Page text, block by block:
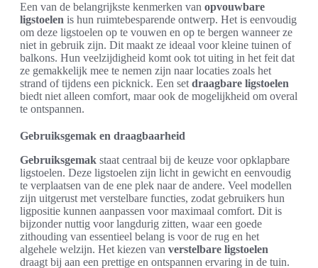
Een van de belangrijkste kenmerken van opvouwbare
ligstoelen is hun ruimtebesparende ontwerp. Het is eenvoudig
om deze ligstoelen op te vouwen en op te bergen wanneer ze
niet in gebruik zijn. Dit maakt ze ideaal voor kleine tuinen of
balkons. Hun veelzijdigheid komt ook tot uiting in het feit dat
ze gemakkelijk mee te nemen zijn naar locaties zoals het
strand of tijdens een picknick. Een set draagbare ligstoelen
biedt niet alleen comfort, maar ook de mogelijkheid om overal
te ontspannen.
Gebruiksgemak en draagbaarheid
Gebruiksgemak staat centraal bij de keuze voor opklapbare
ligstoelen. Deze ligstoelen zijn licht in gewicht en eenvoudig
te verplaatsen van de ene plek naar de andere. Veel modellen
zijn uitgerust met verstelbare functies, zodat gebruikers hun
ligpositie kunnen aanpassen voor maximaal comfort. Dit is
bijzonder nuttig voor langdurig zitten, waar een goede
zithouding van essentieel belang is voor de rug en het
algehele welzijn. Het kiezen van verstelbare ligstoelen
draagt bij aan een prettige en ontspannen ervaring in de tuin.